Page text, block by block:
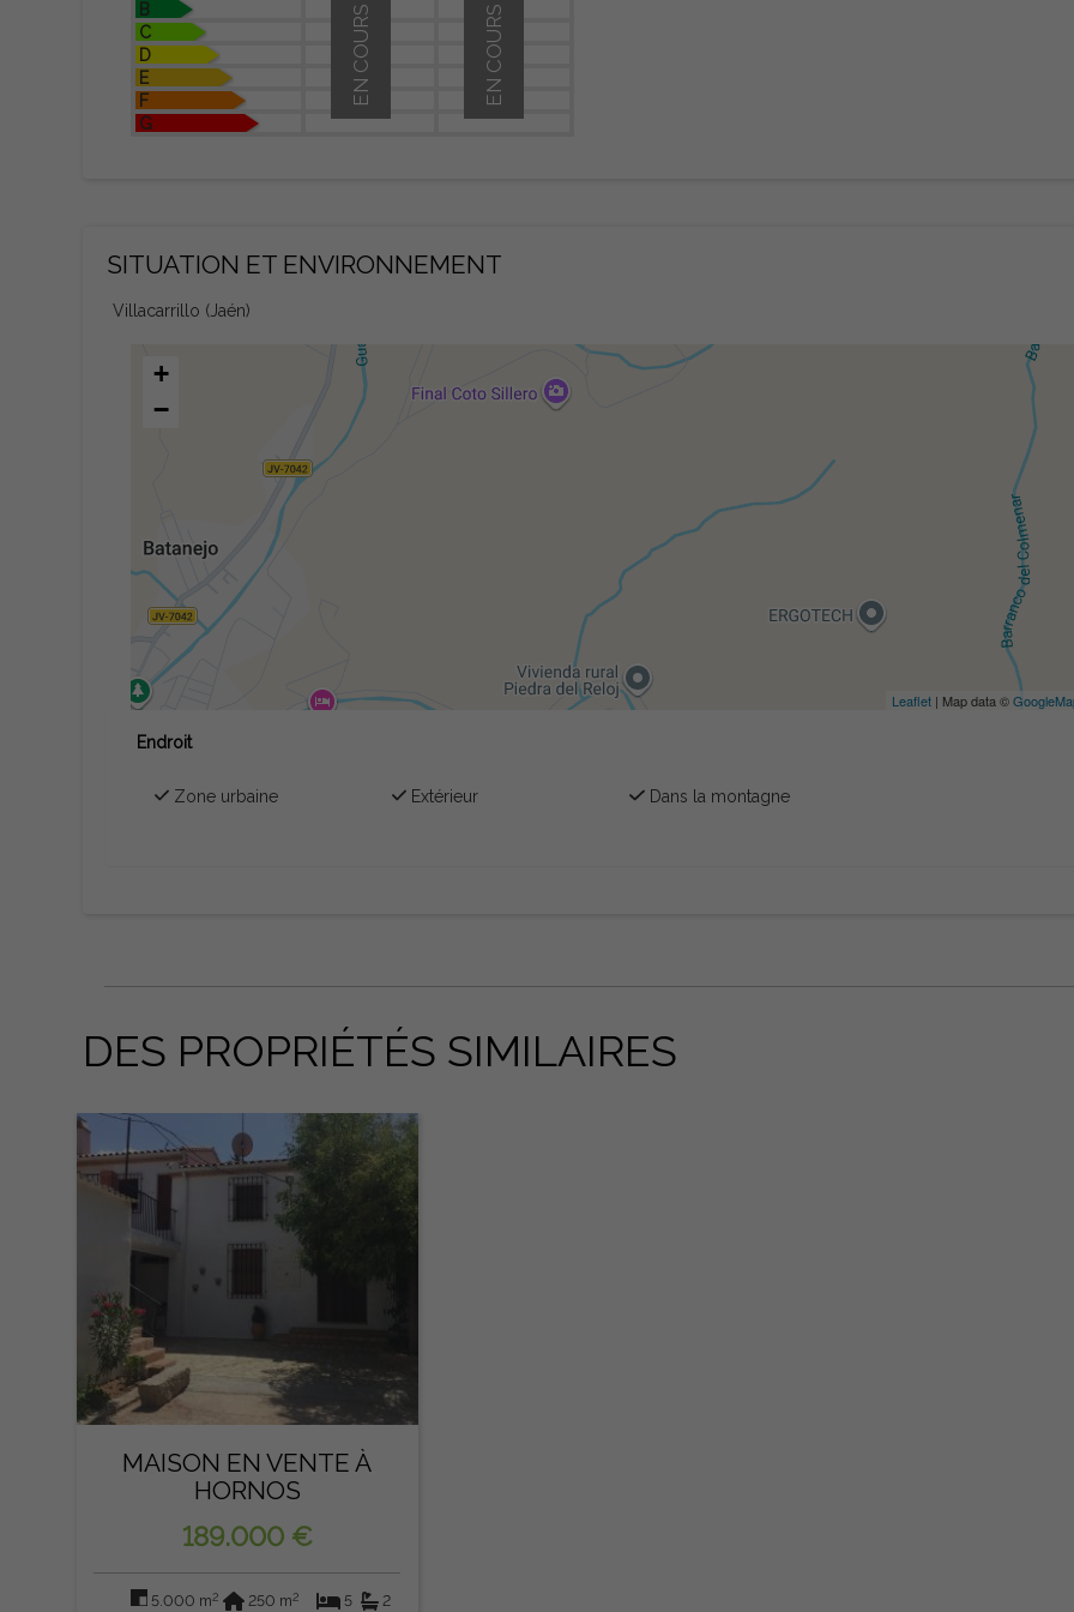
B
C
D
E
F
G
EN COURS
EN COURS
SITUATION ET ENVIRONNEMENT
Villacarrillo (Jaén)
+
−
Leaflet | Map data ©
Endroit
Zone urbaine Extérieur Dans la montagne
DES PROPRIÉTÉS SIMILAIRES
MAISON EN VENTE À
HORNOS
189.000 €
5.000 m2 250 m2 5 2